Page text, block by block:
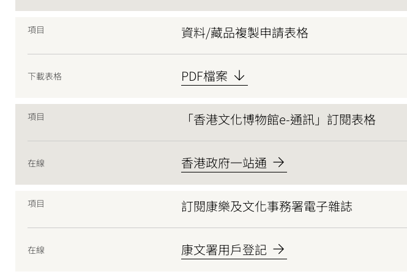
項目 資料/藏品複製申請表格
下載表格 PDF檔案
項目 「香港文化博物館e-通訊」訂閱表格
在線 香港政府一站通
項目 訂閱康樂及文化事務署電子雜誌
在線 康文署用戶登記